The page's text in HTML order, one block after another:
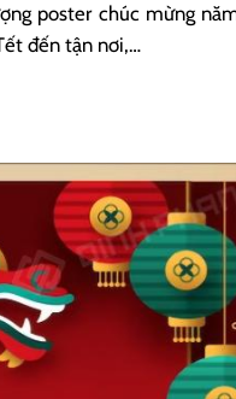
poster chúc mừng
đến tận nơi,…